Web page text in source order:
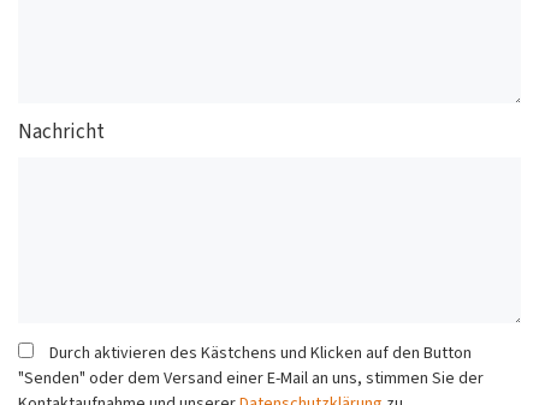
Nachricht
Durch aktivieren des Kästchens und Klicken auf den Button
"Senden" oder dem Versand einer E-Mail an uns, stimmen Sie der